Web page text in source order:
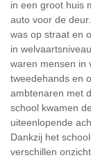
in een groot huis
auto voor de
was op straat en
in
waren mensen in
tweedehands en
ambtenaren met
school kwamen
uiteenlopende
Dankzij het
verschillen